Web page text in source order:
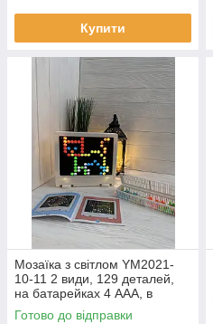
Купити
Мозаїка з світлом YM2021-
10-11 2 види, 129 деталей,
на батарейках 4 ААА, в
коробці 34-24-4 см
Готово до відправки